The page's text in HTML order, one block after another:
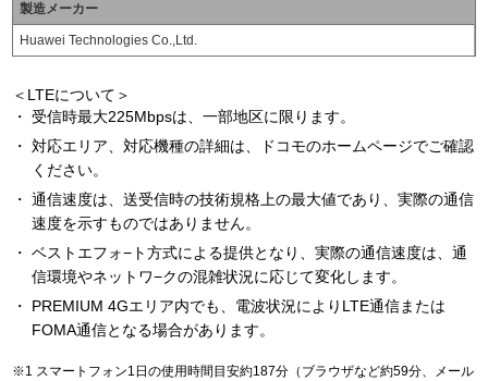
製造メーカー
Huawei Technologies Co.,Ltd.
＜LTEについて＞
受信時最大225Mbpsは、一部地区に限ります。
対応エリア、対応機種の詳細は、ドコモのホームページでご確認
ください。
通信速度は、送受信時の技術規格上の最大値であり、実際の通信
速度を示すものではありません。
ベストエフォ−ト方式による提供となり、実際の通信速度は、通
信環境やネットワ−クの混雑状況に応じて変化します。
PREMIUM 4Gエリア内でも、電波状況によりLTE通信または
FOMA通信となる場合があります。
スマートフォン1日の使用時間目安約187分（ブラウザなど約59分、メール